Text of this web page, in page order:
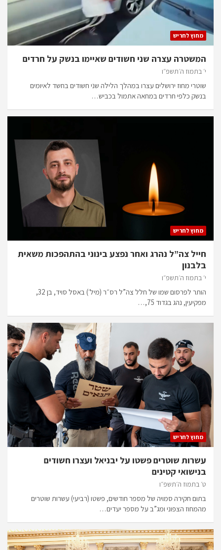
מחוץ לחריש
המשטרה עצרה שני חשודים שאיימו בנשק על חרדים
י׳ בתמוז ה׳תשפ״ו
שוטרי מחוז ירושלים עצרו במהלך הלילה שני חשודים בחשד לאיומים
בנשק כלפי חרדים במחאה אתמול בכביש…
מחוץ לחריש
חייל צה”ל נהרג ואחר נפצע בינוני בהתהפכות משאית
בלבנון
י׳ בתמוז ה׳תשפ״ו
הותר לפרסום שמו של חלל צה”ל רס״ר (מיל׳) באסל סויד, בן 32,
מפקיעין, נהג בגדוד 75,…
מחוץ לחריש
עשרות שוטרים פשטו על יבניאל ועצרו חשודים
בנישואי קטינים
ט׳ בתמוז ה׳תשפ״ו
בתום חקירה סמויה של מספר חודשים, פשטו (רביעי) עשרות שוטרים
מהמחוז הצפוני ומג”ב על מספר יעדים…